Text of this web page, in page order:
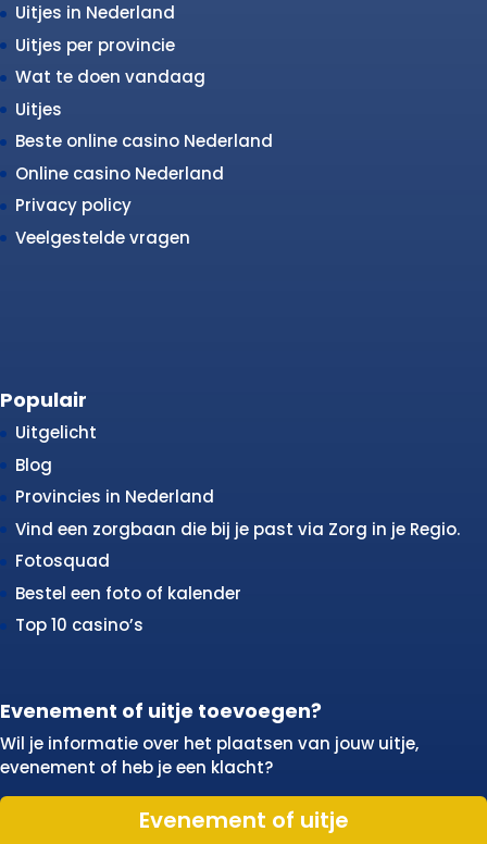
Uitjes in Nederland
Uitjes per provincie
Wat te doen vandaag
Uitjes
Beste online casino Nederland
Online casino Nederland
Privacy policy
Veelgestelde vragen
Populair
Uitgelicht
Blog
Provincies in Nederland
Vind een zorgbaan die bij je past via Zorg in je Regio.
Fotosquad
Bestel een foto of kalender
Top 10 casino’s
Evenement of uitje toevoegen?
Wil je informatie over het plaatsen van jouw uitje,
evenement of heb je een klacht?
Evenement of uitje